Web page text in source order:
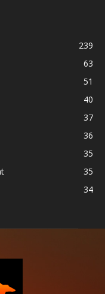
239
63
51
40
37
36
35
35
34